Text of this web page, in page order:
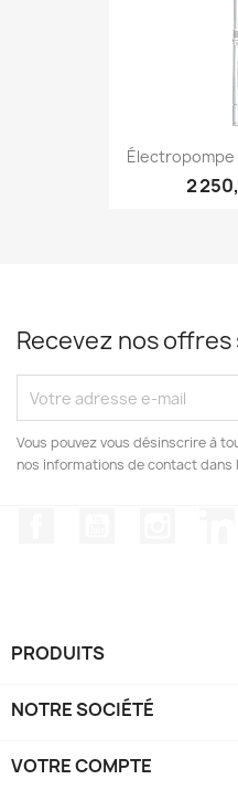
Électropompe
2
Recevez nos
Vous pouvez vous désinscrire à
nos informations de contact
PRODUITS
NOTRE SOCIÉTÉ
VOTRE COMPTE